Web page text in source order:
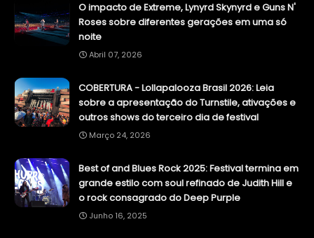
O impacto de Extreme, Lynyrd Skynyrd e Guns N'
Roses sobre diferentes gerações em uma só
noite
Abril 07, 2026
COBERTURA - Lollapalooza Brasil 2026: Leia
sobre a apresentação do Turnstile, ativações e
outros shows do terceiro dia de festival
Março 24, 2026
Best of and Blues Rock 2025: Festival termina em
grande estilo com soul refinado de Judith Hill e
o rock consagrado do Deep Purple
Junho 16, 2025